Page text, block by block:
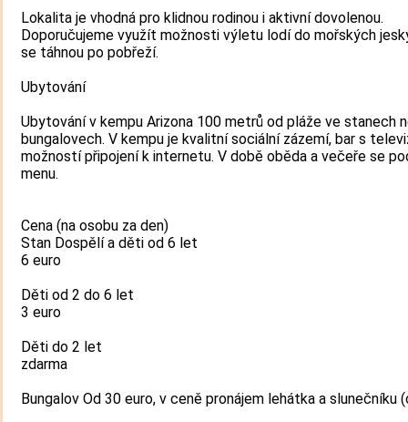
Lokalita je vhodná pro klidnou rodinou i aktivní dovolenou.
Doporučujeme využít možnosti výletu lodí do mořských
se táhnou po pobřeží.
Ubytování
Ubytování v kempu Arizona 100 metrů od pláže ve stanech
bungalovech. V kempu je kvalitní sociální zázemí, bar s
možností připojení k internetu. V době oběda a večeře se
menu.
Cena (na osobu za den)
Stan Dospělí a děti od 6 let
6 euro
Děti od 2 do 6 let
3 euro
Děti do 2 let
zdarma
Bungalov Od 30 euro, v ceně pronájem lehátka a slunečníku